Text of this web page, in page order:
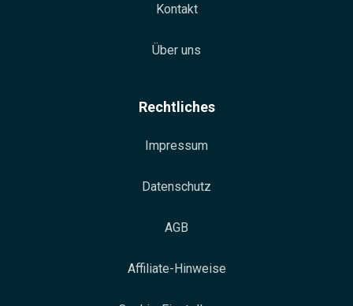
Kontakt
Über uns
Rechtliches
Impressum
Datenschutz
AGB
Affiliate-Hinweise